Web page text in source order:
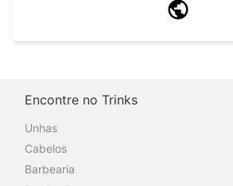
Encontre no Trinks
Unhas
Cabelos
Barbearia